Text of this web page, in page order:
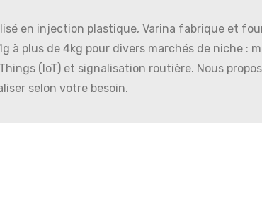
en injection plastique, Varina fabrique et
à plus de 4kg pour divers marchés de niche :
(IoT) et signalisation routière. Nous
selon votre besoin.